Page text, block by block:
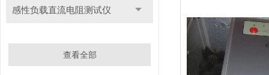
感性负载直流电阻测试仪
查看全部